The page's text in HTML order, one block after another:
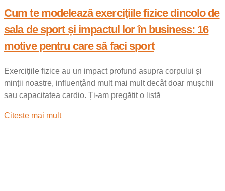
Cum te modelează exercițiile fizice dincolo de
sala de sport și impactul lor în business: 16
motive pentru care să faci sport
Exercițiile fizice au un impact profund asupra corpului și
minții noastre, influențând mult mai mult decât doar mușchii
sau capacitatea cardio. Ți-am pregătit o listă
Citeste mai mult